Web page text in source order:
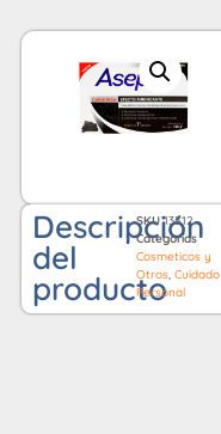
Descripción
del
producto
SKU13512
Categorías
Cosmeticos y
Otros, Cuidado
Personal